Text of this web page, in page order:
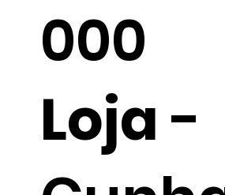
000
Loja-